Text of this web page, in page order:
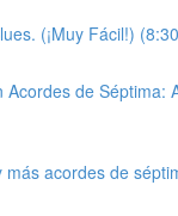
(¡Muy Fácil!)
Acordes de Séptima:
más acordes de